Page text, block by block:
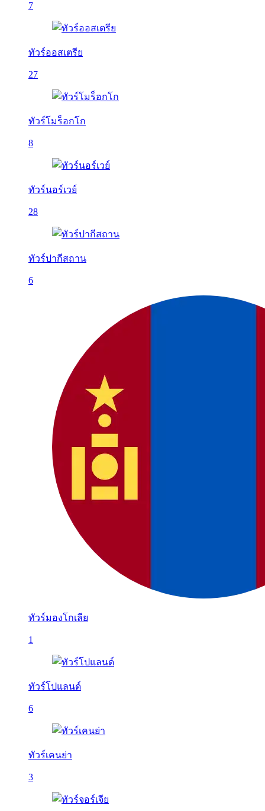
7
ทัวร์ออสเตรีย
27
ทัวร์โมร็อกโก
8
ทัวร์นอร์เวย์
28
ทัวร์ปากีสถาน
6
ทัวร์มองโกเลีย
1
ทัวร์โปแลนด์
6
ทัวร์เคนย่า
3